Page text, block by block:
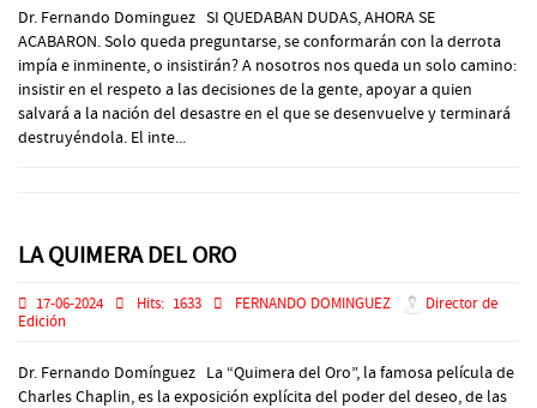
Dr. Fernando Dominguez SI QUEDABAN DUDAS, AHORA SE
ACABARON. Solo queda preguntarse, se conformarán con la derrota
impía e inminente, o insistirán? A nosotros nos queda un solo camino:
insistir en el respeto a las decisiones de la gente, apoyar a quien
salvará a la nación del desastre en el que se desenvuelve y terminará
destruyéndola. El inte...
LA QUIMERA DEL ORO
17-06-2024 Hits: 1633 FERNANDO DOMINGUEZ
Director de
Edición
Dr. Fernando Domínguez La “Quimera del Oro”, la famosa película de
Charles Chaplin, es la exposición explícita del poder del deseo, de las